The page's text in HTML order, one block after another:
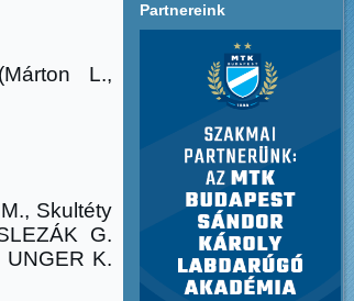
L.,
Skultéty
G.
K.
Partnereink